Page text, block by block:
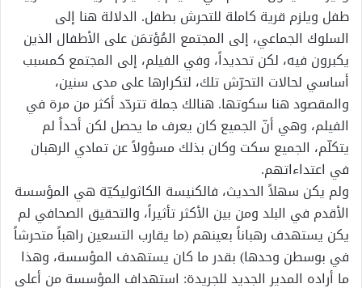
طفل ويلزم قرية كاملة للتحرش بطفل. الدلالة هنا إلى
السلوك الجماعي، إلى المجتمع المُؤتمَن على الأطفال الذين
يكبرون فيه، لكن تحديداً، وفي الفيلم، إلى المجتمع كمسبب
أساسي لحالات التحرّش تلك، لتكرارها على مدى سنين،
والمقصود هنا سكوتها. هنالك جملة تتردّد أكثر من مرة في
الفيلم، وهي أنّ الجميع كان يعرف ما يحصل لكن أحداً لم
يتكلّم، الجميع سكت وكان بذلك مسؤولاً عن تمادي الرهبان
في اعتداءاتهم.
ولم يكن سهلاً الحديث، فالكنيسة الكاثوليكيّة هي المؤسسة
الأقدم في البلد ومن بين الأكثر تأثيراً، والتحقيق الصحافي لم
يكن يستهدف رهباناً بعينهم (ما يقارب التسعين راهباً متحرشاً
في بوسطن وحدها) بقدر ما كان يستهدف المؤسسة، وهذا
ما أراده المدير الجديد للجريدة: استهداف المؤسسة من أعلى